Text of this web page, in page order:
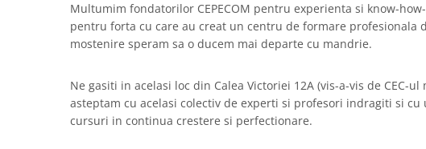
Multumim fondatorilor CEPECOM pentru experienta si know-
pentru forta cu care au creat un centru de formare profesionala
mostenire speram sa o ducem mai departe cu mandrie.
Ne gasiti in acelasi loc din Calea Victoriei 12A (vis-a-vis de CEC-ul
asteptam cu acelasi colectiv de experti si profesori indragiti si
cursuri in continua crestere si perfectionare.